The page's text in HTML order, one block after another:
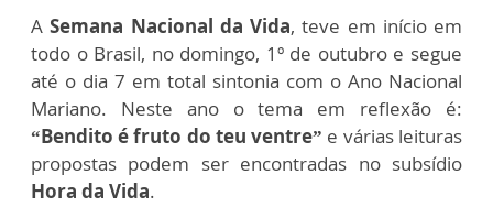
ASemana Nacional da Vida, teve em início em
todo o Brasil, no domingo, 1º de outubro e segue
até o dia 7 em total sintonia com o Ano Nacional
Mariano. Neste ano o tema em reflexão é:
“Bendito é fruto do teu ventre” e várias leituras
propostas podem ser encontradas no subsídio
Hora da Vida.